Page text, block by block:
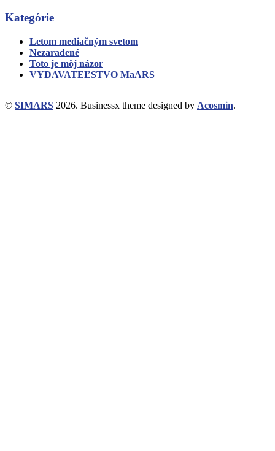
Kategórie
Letom mediačným svetom
Nezaradené
Toto je môj názor
VYDAVATEĽSTVO MaARS
© SIMARS 2026. Businessx theme designed by Acosmin.